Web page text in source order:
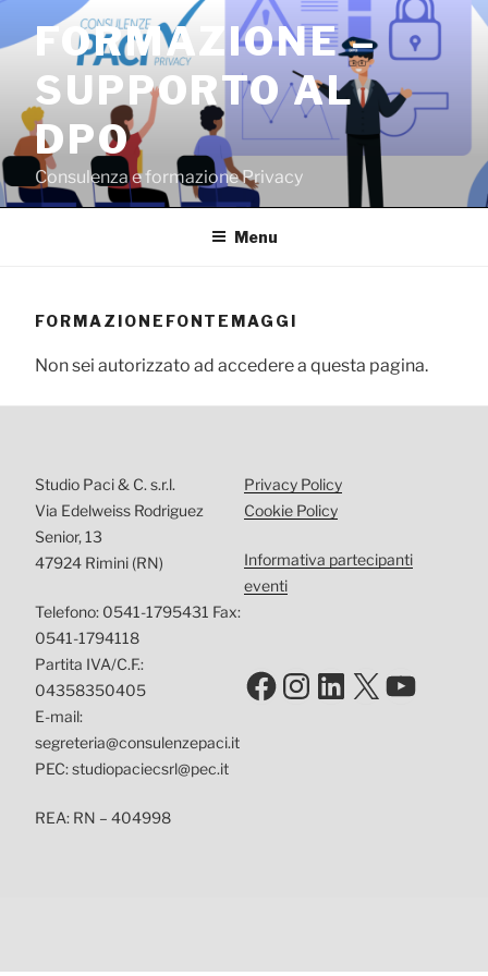
contenuto
FORMAZIONE –
SUPPORTO AL
DPO
Consulenza e formazione Privacy
Menu
FORMAZIONEFONTEMAGGI
Non sei autorizzato ad accedere a questa pagina.
Studio Paci & C. s.r.l.
Via Edelweiss Rodriguez
Senior, 13
47924 Rimini (RN)
Telefono: 0541-1795431 Fax:
0541-1794118
Partita IVA/C.F.:
04358350405
E-mail:
segreteria@consulenzepaci.it
PEC: studiopaciecsrl@pec.it
REA: RN – 404998
Privacy Policy
Cookie Policy
Informativa partecipanti
eventi
Facebook
Instagram
LinkedIn
X